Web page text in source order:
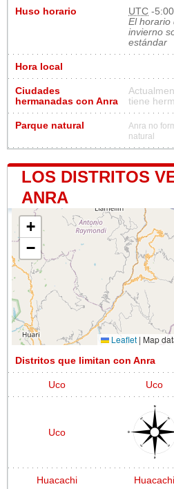
Huso horario UTC -
El horario
invierno
estándar
Hora local
Ciudades
hermanadas con Anra
tiene
Parque natural
Anra no
natural
LOS DISTRITOS
ANRA
+
−
Leaflet | Map
Distritos que limitan con Anra
Uco Uco
Uco
Huacachi Huacachi